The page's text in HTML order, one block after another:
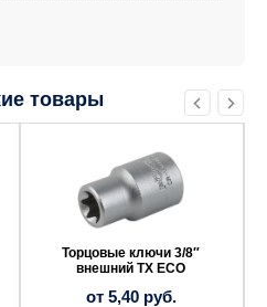
товары
Торцовые ключи 3/8″
внешний ТХ ECO
от 5,40 руб.
несколько
вариаций.
выбрать
товара.